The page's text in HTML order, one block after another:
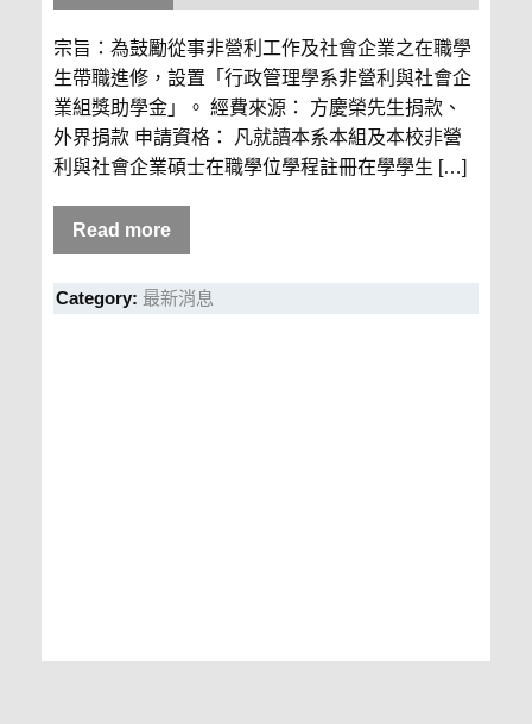
宗旨：為鼓勵從事非營利工作及社會企業之在職學
生帶職進修，設置「行政管理學系非營利與社會企
業組獎助學金」。 經費來源： 方慶榮先生捐款、
外界捐款 申請資格： 凡就讀本系本組及本校非營
利與社會企業碩士在職學位學程註冊在學學生 […]
Read more
Category: 最新消息